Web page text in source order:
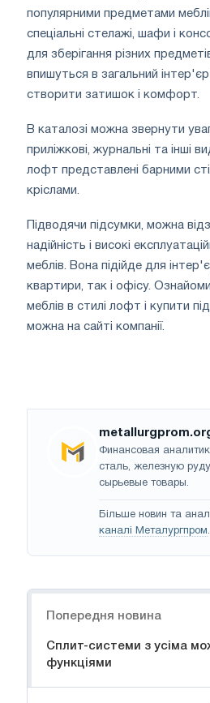
популярними предметами
спеціальні стелажі, шафи і
для зберігання різних
впишуться в загальний
створити затишок і комфорт.
В каталозі можна звернути
приліжкові, журнальні та інші
лофт представлені барними
кріслами.
Підводячи підсумки, можна
надійність і високі
меблів. Вона підійде для
квартири, так і офісу.
меблів в стилі лофт і купити
можна на сайті компанії.
Финансовая
сталь, железную
сырьевые товары.
Більше новин та
каналі Металургпром.
Попередня новина
Cплит-системи з усіма
функціями